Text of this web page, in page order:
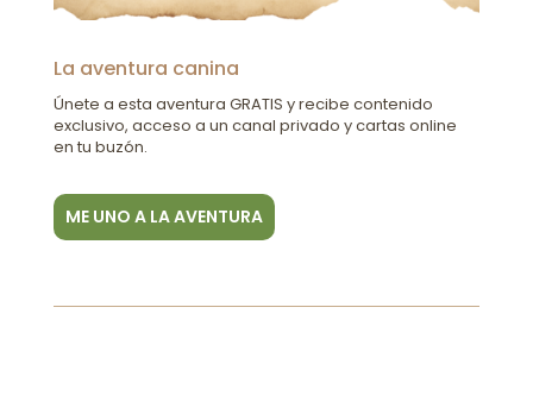
La aventura canina
Únete a esta aventura GRATIS y recibe contenido
exclusivo, acceso a un canal privado y cartas online
en tu buzón.
ME UNO A LA AVENTURA